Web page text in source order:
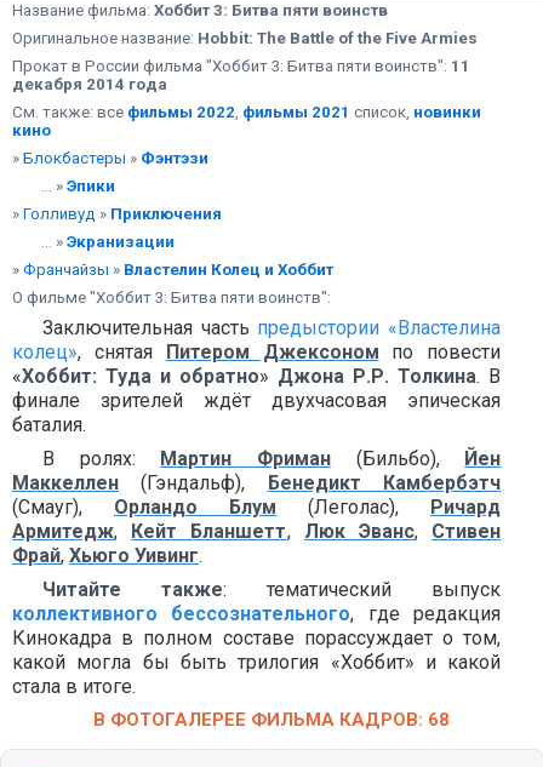
Название фильма: Хоббит 3: Битва пяти воинств
Оригинальное название: Hobbit: The Battle of the Five Armies
Прокат в России фильма "Хоббит 3: Битва пяти воинств": 11
декабря 2014 года
См. также: все фильмы 2022, фильмы 2021 список, новинки
кино
» Блокбастеры » Фэнтэзи
... » Эпики
» Голливуд » Приключения
... » Экранизации
» Франчайзы » Властелин Колец и Хоббит
О фильме "Хоббит 3: Битва пяти воинств":
Заключительная часть предыстории «Властелина
колец», снятая Питером Джексоном по повести
«Хоббит: Туда и обратно» Джона Р.Р. Толкина. В
финале зрителей ждёт двухчасовая эпическая
баталия.
В ролях: Мартин Фриман(Бильбо), Йен
Маккеллен (Гэндальф), Бенедикт Камбербэтч
(Смауг), Орландо Блум (Леголас), Ричард
Армитедж, Кейт Бланшетт, Люк Эванс, Стивен
Фрай, Хьюго Уивинг.
Читайте также: тематический выпуск
коллективного бессознательного, где редакция
Кинокадра в полном составе порассуждает о том,
какой могла бы быть трилогия «Хоббит» и какой
стала в итоге.
В ФОТОГАЛЕРЕЕ ФИЛЬМА КАДРОВ: 68